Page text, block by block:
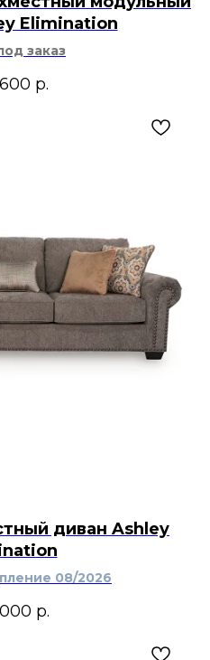
Elimination
заказ
р.
диван Ashley
08/2026
р.